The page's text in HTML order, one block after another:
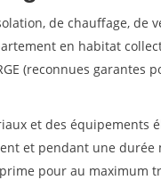
de chauffage, de
en habitat
(reconnues garantes
et des équipements
et pendant une durée
pour au maximum